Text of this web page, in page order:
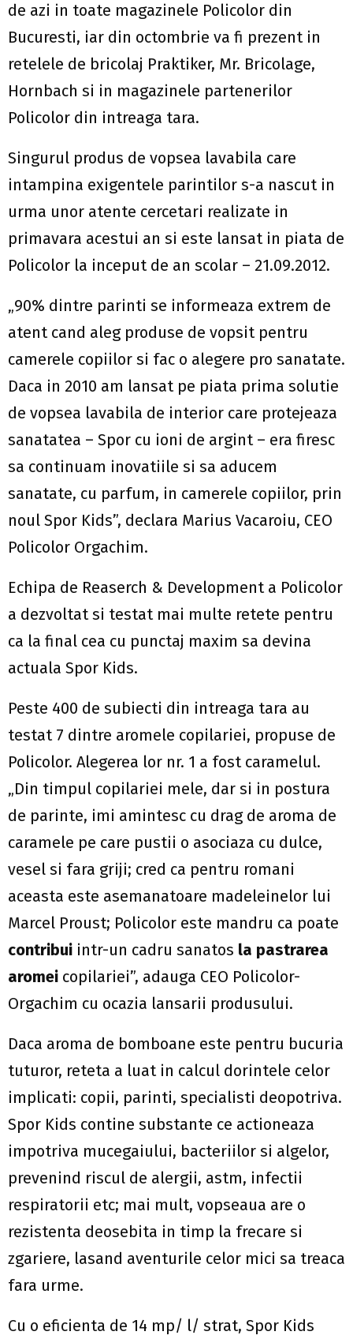
de azi in toate magazinele Policolor din
Bucuresti, iar din octombrie va fi prezent in
retelele de bricolaj Praktiker, Mr. Bricolage,
Hornbach si in magazinele partenerilor
Policolor din intreaga tara.
Singurul produs de vopsea lavabila care
intampina exigentele parintilor s-a nascut in
urma unor atente cercetari realizate in
primavara acestui an si este lansat in piata de
Policolor la inceput de an scolar – 21.09.2012.
„90% dintre parinti se informeaza extrem de
atent cand aleg produse de vopsit pentru
camerele copiilor si fac o alegere pro sanatate.
Daca in 2010 am lansat pe piata prima solutie
de vopsea lavabila de interior care protejeaza
sanatatea – Spor cu ioni de argint – era firesc
sa continuam inovatiile si sa aducem
sanatate, cu parfum, in camerele copiilor, prin
noul Spor Kids”, declara Marius Vacaroiu, CEO
Policolor Orgachim.
Echipa de Reaserch & Development a Policolor
a dezvoltat si testat mai multe retete pentru
ca la final cea cu punctaj maxim sa devina
actuala Spor Kids.
Peste 400 de subiecti din intreaga tara au
testat 7 dintre aromele copilariei, propuse de
Policolor. Alegerea lor nr. 1 a fost caramelul.
„Din timpul copilariei mele, dar si in postura
de parinte, imi amintesc cu drag de aroma de
caramele pe care pustii o asociaza cu dulce,
vesel si fara griji; cred ca pentru romani
aceasta este asemanatoare madeleinelor lui
Marcel Proust; Policolor este mandru ca poate
contribui intr-un cadru sanatos la pastrarea
aromei copilariei”, adauga CEO Policolor-
Orgachim cu ocazia lansarii produsului.
Daca aroma de bomboane este pentru bucuria
tuturor, reteta a luat in calcul dorintele celor
implicati: copii, parinti, specialisti deopotriva.
Spor Kids contine substante ce actioneaza
impotriva mucegaiului, bacteriilor si algelor,
prevenind riscul de alergii, astm, infectii
respiratorii etc; mai mult, vopseaua are o
rezistenta deosebita in timp la frecare si
zgariere, lasand aventurile celor mici sa treaca
fara urme.
Cu o eficienta de 14 mp/ l/ strat, Spor Kids